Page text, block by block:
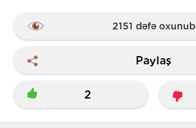
2151 dəfə oxunub
Paylaş
2